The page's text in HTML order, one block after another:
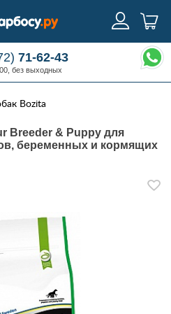
71-62-43
без выходных
Bozita
Breeder & Puppy для
беременных и кормящих